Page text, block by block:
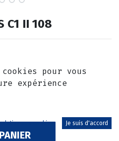
C1 II 108
pour vous
expérience
aux cookies Je suis d'accord